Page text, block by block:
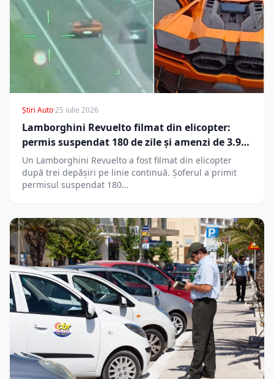
Știri Auto·25 iulie 2026
Lamborghini Revuelto filmat din elicopter:
permis suspendat 180 de zile și amenzi de 3.900
lei
Un Lamborghini Revuelto a fost filmat din elicopter
după trei depășiri pe linie continuă. Șoferul a primit
permisul suspendat 180…